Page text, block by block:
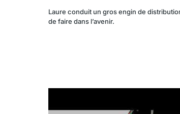
Laure conduit un gros engin de
de faire dans l’avenir.